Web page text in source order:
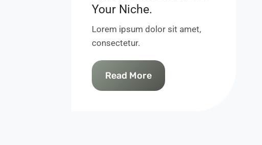
Your Niche.
Lorem ipsum dolor sit amet,
consectetur.
Read More